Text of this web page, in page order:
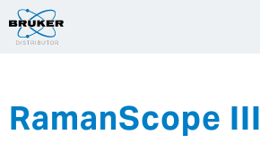
RamanScope III